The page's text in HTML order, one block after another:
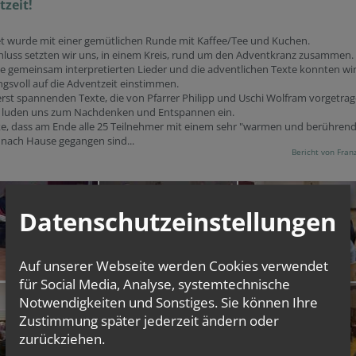
wurde mit einer gemütlichen Runde mit Kaffee/Tee und Kuchen.
setzten wir uns, in einem Kreis, rund um den Adventkranz zusammen.
gemeinsam interpretierten Lieder und die adventlichen Texte konnten
auf die Adventzeit einstimmen.
spannenden Texte, die von Pfarrer Philipp und Uschi Wolfram
uns zum Nachdenken und Entspannen ein.
dass am Ende alle 25 Teilnehmer mit einem sehr "warmen und
Hause gegangen sind...
Bericht von
Datenschutzeinstellungen
Auf unserer Webseite werden Cookies verwendet
für Social Media, Analyse, systemtechnische
Notwendigkeiten und Sonstiges. Sie können Ihre
Zustimmung später jederzeit ändern oder
zurückziehen.